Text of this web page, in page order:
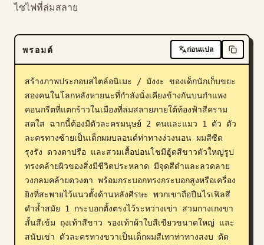
ดาวน์โหลด
บล็อก
อัปเดต
ไซไฟที่ล่มสลาย
พรอมต์ ก่อนแปล
สร้างภาพประกอบสไตล์อนิเมะ / มังงะ ของเด็กนักเก็บขยะ
สองคนในโลกหลังหายนะที่กำลังนั่งเคียงข้างกันบนกำแพง
คอนกรีตที่แตกร้าวในเมืองที่ล่มสลายภายใต้ท้องฟ้าสีคราม
สดใส ฉากนี้ต้องมีตัวละครมนุษย์ 2 คนและแมว 1 ตัว ตัว
ละครทางซ้ายเป็นเด็กผมบลอนด์ท่าทางง่วงนอน ผมสีซีด
รุงรัง ดวงตาปรือ และสวมเสื้อปอนโชมีฮู้ดสีขาวตัวใหญ่รูป
ทรงคล้ายผิวของสิ่งมีชีวิตประหลาด มีจุดสีดำและลวดลาย
วงกลมคล้ายดวงตา พร้อมกระบอกทรงกระบอกสูงหรือเครื่อง
ยิงที่สะพายไว้แนวตั้งด้านหลังศีรษะ พวกเขาถือปืนไรเฟิลสี
ดำล้ำสมัย 1 กระบอกตั้งตรงไว้ระหว่างเข่า สวมกางเกงขา
สั้นสีเข้ม ถุงเท้าสีขาว รองเท้าผ้าใบสีเขียวขนาดใหญ่ และ
สนับเข่า ตัวละครทางขวาเป็นเด็กผมสีเทาท่าทางสงบ ตัด